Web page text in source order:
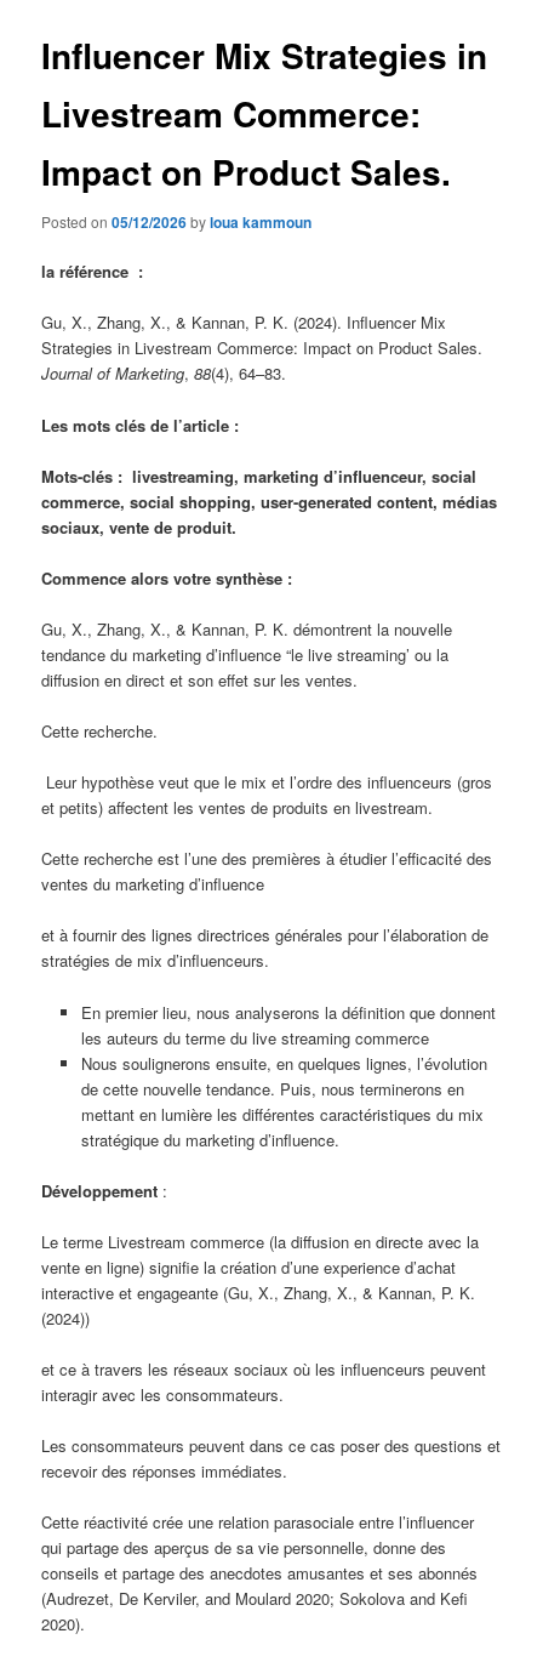
Influencer Mix Strategies in
Livestream Commerce:
Impact on Product Sales.
Posted on05/12/2026byloua kammoun
la référence :
Gu, X., Zhang, X., & Kannan, P. K. (2024). Influencer Mix
Strategies in Livestream Commerce: Impact on Product Sales.
Journal of Marketing,88(4), 64–83.
Les mots clés de l’article :
Mots-clés : livestreaming, marketing d’influenceur, social
commerce, social shopping, user-generated content, médias
sociaux, vente de produit.
Commence alors votre synthèse :
Gu, X., Zhang, X., & Kannan, P. K. démontrent la nouvelle
tendance du marketing d’influence “le live streaming’ ou la
diffusion en direct et son effet sur les ventes.
Cette recherche.
Leur hypothèse veut que le mix et l’ordre des influenceurs (gros
et petits) affectent les ventes de produits en livestream.
Cette recherche est l’une des premières à étudier l’efficacité des
ventes du marketing d’influence
et à fournir des lignes directrices générales pour l’élaboration de
stratégies de mix d’influenceurs.
En premier lieu, nous analyserons la définition que donnent
les auteurs du terme du live streaming commerce
Nous soulignerons ensuite, en quelques lignes, l’évolution
de cette nouvelle tendance. Puis, nous terminerons en
mettant en lumière les différentes caractéristiques du mix
stratégique du marketing d’influence.
Développement :
Le terme Livestream commerce (la diffusion en directe avec la
vente en ligne) signifie la création d’une experience d’achat
interactive et engageante (Gu, X., Zhang, X., & Kannan, P. K.
(2024))
et ce à travers les réseaux sociaux où les influenceurs peuvent
interagir avec les consommateurs.
Les consommateurs peuvent dans ce cas poser des questions et
recevoir des réponses immédiates.
Cette réactivité crée une relation parasociale entre l’influencer
qui partage des aperçus de sa vie personnelle, donne des
conseils et partage des anecdotes amusantes et ses abonnés
(Audrezet, De Kerviler, and Moulard 2020; Sokolova and Kefi
2020).